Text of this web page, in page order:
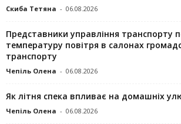
Скиба Тетяна - 06.08.2026
Представники управління транспорту
температуру повітря в салонах
транспорту
Чепіль Олена - 06.08.2026
Як літня спека впливає на домашніх
Чепіль Олена - 06.08.2026